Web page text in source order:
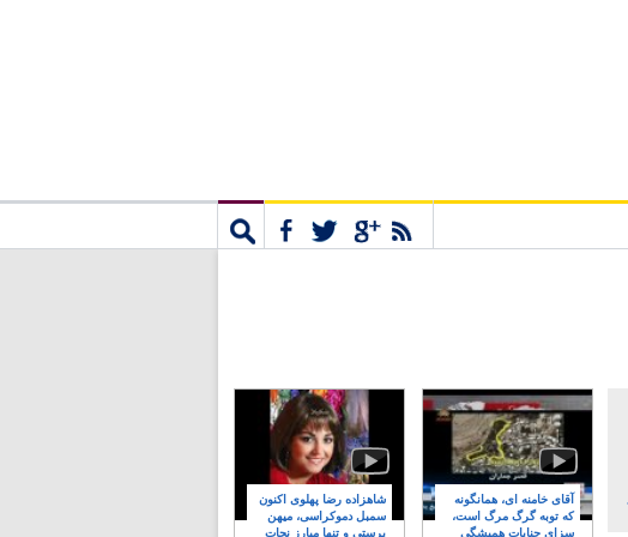
شاهزاده رضا پهلوی اکنون
سمبل دموکراسی، میهن
پرستی و تنها مبارز نجات
آقای خامنه ای، همانگونه
که توبه گرگ مرگ است،
سزای جنایات همیشگی